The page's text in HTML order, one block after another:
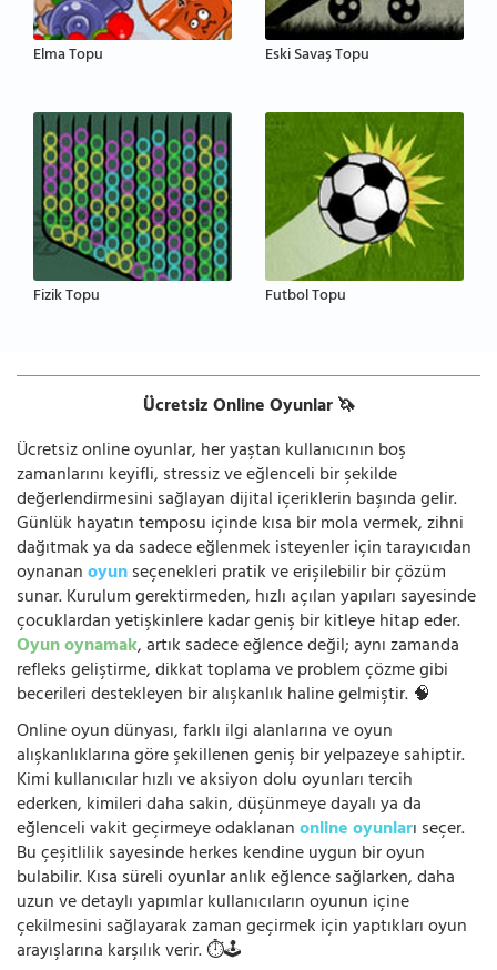
Elma Topu Eski Savaş Topu
Fizik Topu Futbol Topu
Ücretsiz Online Oyunlar 🦄
Ücretsiz online oyunlar, her yaştan kullanıcının boş
zamanlarını keyifli, stressiz ve eğlenceli bir şekilde
değerlendirmesini sağlayan dijital içeriklerin başında gelir.
Günlük hayatın temposu içinde kısa bir mola vermek, zihni
dağıtmak ya da sadece eğlenmek isteyenler için tarayıcıdan
oynananoyunseçenekleri pratik ve erişilebilir bir çözüm
sunar. Kurulum gerektirmeden, hızlı açılan yapıları sayesinde
çocuklardan yetişkinlere kadar geniş bir kitleye hitap eder.
Oyun oynamak, artık sadece eğlence değil; aynı zamanda
refleks geliştirme, dikkat toplama ve problem çözme gibi
becerileri destekleyen bir alışkanlık haline gelmiştir. 🧠
Online oyun dünyası, farklı ilgi alanlarına ve oyun
alışkanlıklarına göre şekillenen geniş bir yelpazeye sahiptir.
Kimi kullanıcılar hızlı ve aksiyon dolu oyunları tercih
ederken, kimileri daha sakin, düşünmeye dayalı ya da
eğlenceli vakit geçirmeye odaklananonline oyunları seçer.
Bu çeşitlilik sayesinde herkes kendine uygun bir oyun
bulabilir. Kısa süreli oyunlar anlık eğlence sağlarken, daha
uzun ve detaylı yapımlar kullanıcıların oyunun içine
çekilmesini sağlayarak zaman geçirmek için yaptıkları oyun
arayışlarına karşılık verir. ⏱️🕹️